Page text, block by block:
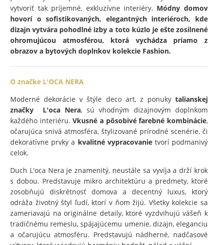
vytvoriť tak príjemné, exkluzívne interiéry. Módny domov
hovorí o sofistikovaných, elegantných interiéroch, kde
dizajn vytvára pohodlné izby a toto kúzlo je ešte zosilnené
ohromujúcou atmosférou, ktorá vychádza priamo z
obrazov a bytových doplnkov kolekcie Fashion.
O značke L'OCA NERA
Moderné dekorácie v štýle deco art, z ponuky talianskej
značky L'oca Nera, sú vhodným dizajnovým doplnkom
každého interiéru.Vkusné a pôsobivé farebné kombinácie,
očarujúca snivá atmosféra, štylizované prírodné scenérie, či
dekoratívne prvky a kvalitné vypracovanietvorí podmanivý
celok.
Duch L'oca Nera je znamenitý, neustále sa vyvíja a drží krok
s dobou. Predstavuje mikro architektúru a predmety, ktoré
zosobňujú diskrétnosť domova a decentný luxus, ktorý
odráža životný štyl ľudí, ktorí v ňom žijú. Všetky kolekcie sa
zameriavajú na originálne detaily, ktoré vyzdvihujú vášeň k
tradičnému remeslu, spájajúcemu umenie, dizajn, eleganciu
a očarujúcu atmosféru. Predstavujú nádherné, nadčasové